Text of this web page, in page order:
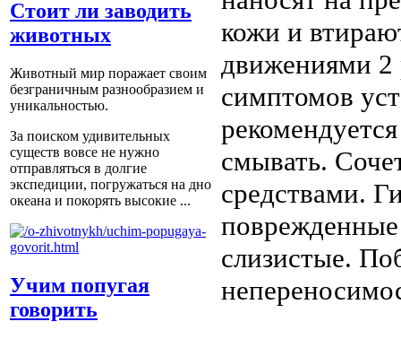
Стоит ли заводить
животных
Животный мир поражает своим
безграничным разнообразием и
уникальностью.
За поиском удивительных
существ вовсе не нужно
отправляться в долгие
экспедиции, погружаться на дно
океана и покорять высокие ...
Учим попугая
говорить
кожи и
движениями 2
симптомов
смывать.
средствами.
поврежденные
слизистые.